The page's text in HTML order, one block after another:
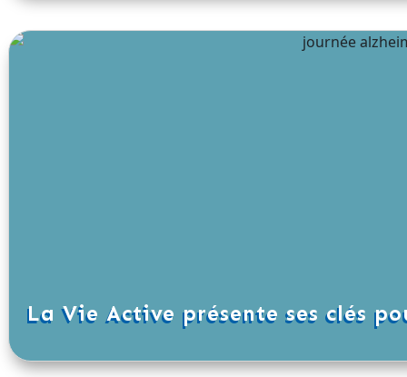
La Vie Active présente ses clés